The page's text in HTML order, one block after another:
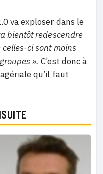
va exploser dans le
bientôt redescendre
ci sont moins
». C’est donc à
qu’il faut